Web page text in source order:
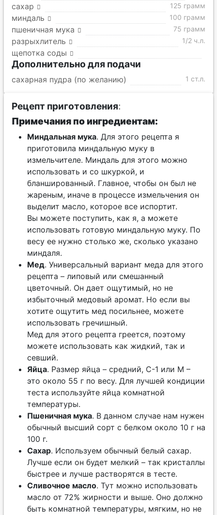
сахар 125 грамм
миндаль 100 грамм
пшеничная мука 75 грамм
разрыхлитель 1/2 ч.л.
щепотка соды
Дополнительно для подачи
сахарная пудра (по желанию) 1 ст.л.
Рецепт приготовления:
Примечания по ингредиентам:
Миндальная мука. Для этого рецепта я
приготовила миндальную муку в
измельчителе. Миндаль для этого можно
использовать и со шкуркой, и
бланшированный. Главное, чтобы он был не
жареным, иначе в процессе измельчения он
выделит масло, которое все испортит.
Вы можете поступить, как я, а можете
использовать готовую миндальную муку. По
весу ее нужно столько же, сколько указано
миндаля.
Мед. Универсальный вариант меда для этого
рецепта – липовый или смешанный
цветочный. Он дает ощутимый, но не
избыточный медовый аромат. Но если вы
хотите ощутить мед посильнее, можете
использовать гречишный.
Мед для этого рецепта греется, поэтому
можете использовать как жидкий, так и
севший.
Яйца. Размер яйца – средний, С-1 или М –
это около 55 г по весу. Для лучшей кондиции
теста используйте яйца комнатной
температуры.
Пшеничная мука. В данном случае нам нужен
обычный высший сорт с белком около 10 г на
100 г.
Сахар. Используем обычный белый сахар.
Лучше если он будет мелкий – так кристаллы
быстрее и лучше растворятся в тесте.
Сливочное масло. Тут можно использовать
масло от 72% жирности и выше. Оно должно
быть комнатной температуры, мягким, но не